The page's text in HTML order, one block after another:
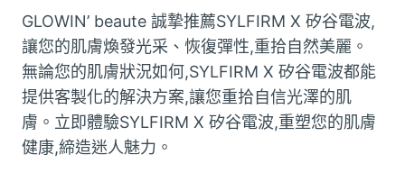
GLOWIN’ beaute 誠摯推薦SYLFIRM X 矽谷電波,
讓您的肌膚煥發光采、恢復彈性,重拾自然美麗。
無論您的肌膚狀況如何,SYLFIRM X 矽谷電波都能
提供客製化的解決方案,讓您重拾自信光澤的肌
膚。立即體驗SYLFIRM X 矽谷電波,重塑您的肌膚
健康,締造迷人魅力。